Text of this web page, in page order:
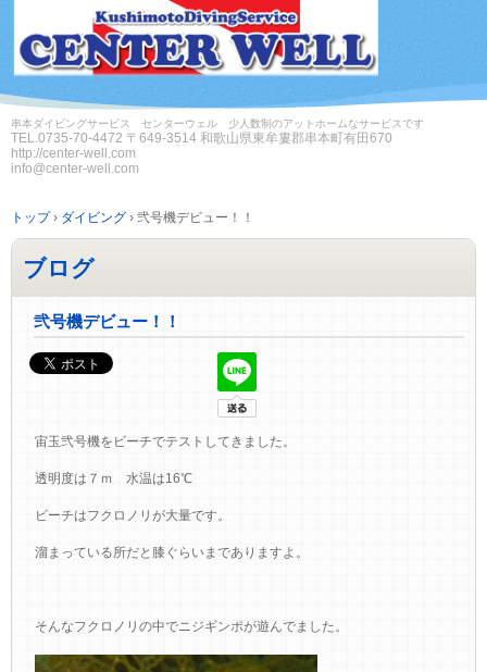
串本ダイビングサービス センターウェル 少人数制のアットホームなサービスです
TEL.0735-70-4472 〒649-3514 和歌山県東牟婁郡串本町有田670
http://center-well.com
info@center-well.com
トップ› ダイビング › 弐号機デビュー！！
ブログ
弐号機デビュー！！
宙玉弐号機をビーチでテストしてきました。
透明度は７ｍ 水温は16℃
ビーチはフクロノリが大量です。
溜まっている所だと膝ぐらいまでありますよ。
そんなフクロノリの中でニジギンポが遊んでました。